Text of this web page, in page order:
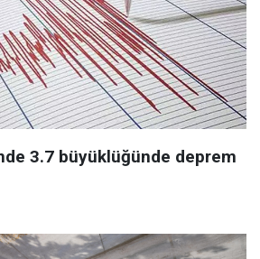
3.7 büyüklüğünde deprem